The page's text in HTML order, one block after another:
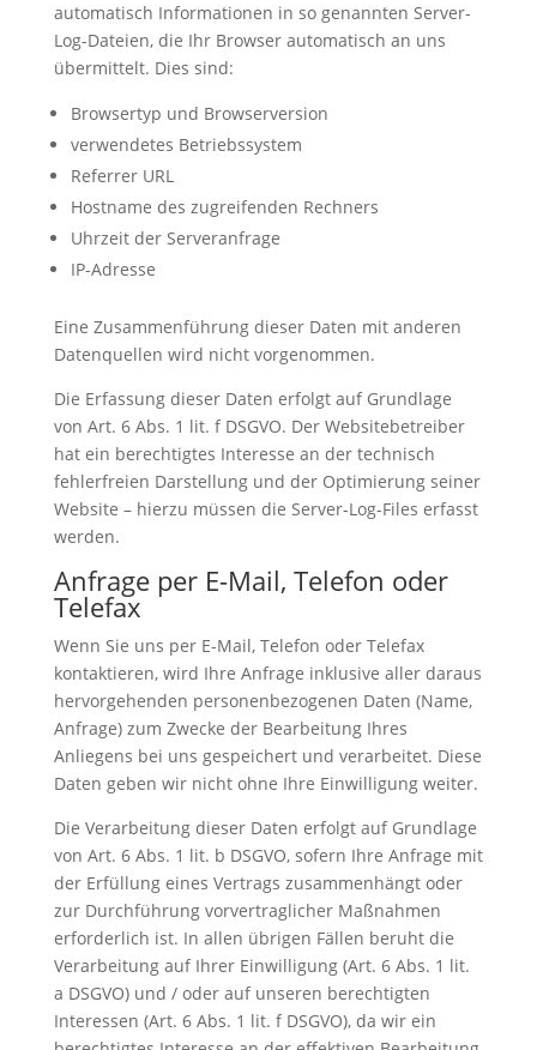
automatisch Informationen in so genannten Server-
Log-Dateien, die Ihr Browser automatisch an uns
übermittelt. Dies sind:
Browsertyp und Browserversion
verwendetes Betriebssystem
Referrer URL
Hostname des zugreifenden Rechners
Uhrzeit der Serveranfrage
IP-Adresse
Eine Zusammenführung dieser Daten mit anderen
Datenquellen wird nicht vorgenommen.
Die Erfassung dieser Daten erfolgt auf Grundlage
von Art. 6 Abs. 1 lit. f DSGVO. Der Websitebetreiber
hat ein berechtigtes Interesse an der technisch
fehlerfreien Darstellung und der Optimierung seiner
Website – hierzu müssen die Server-Log-Files erfasst
werden.
Anfrage per E-Mail, Telefon oder
Telefax
Wenn Sie uns per E-Mail, Telefon oder Telefax
kontaktieren, wird Ihre Anfrage inklusive aller daraus
hervorgehenden personenbezogenen Daten (Name,
Anfrage) zum Zwecke der Bearbeitung Ihres
Anliegens bei uns gespeichert und verarbeitet. Diese
Daten geben wir nicht ohne Ihre Einwilligung weiter.
Die Verarbeitung dieser Daten erfolgt auf Grundlage
von Art. 6 Abs. 1 lit. b DSGVO, sofern Ihre Anfrage mit
der Erfüllung eines Vertrags zusammenhängt oder
zur Durchführung vorvertraglicher Maßnahmen
erforderlich ist. In allen übrigen Fällen beruht die
Verarbeitung auf Ihrer Einwilligung (Art. 6 Abs. 1 lit.
a DSGVO) und / oder auf unseren berechtigten
Interessen (Art. 6 Abs. 1 lit. f DSGVO), da wir ein